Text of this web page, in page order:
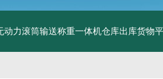
动力滚筒输送称重一体机仓库出库货物